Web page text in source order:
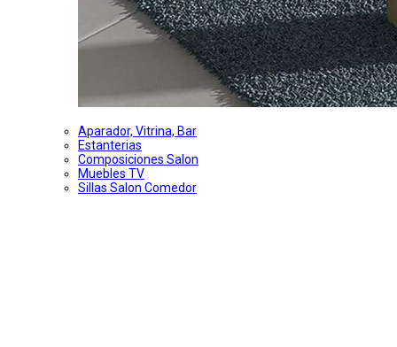
Aparador, Vitrina, Bar
Estanterias
Composiciones Salon
Muebles TV
Sillas Salon Comedor